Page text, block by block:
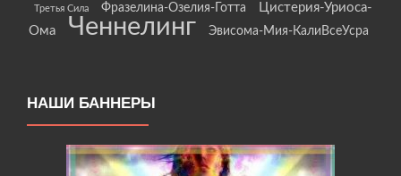
Третья Сила Фразелина-Озелия-Готта
Цистерия-Уриоса-
Ома
Ченнелинг Эвисома-Мия-КалиВсеУсра
НАШИ БАННЕРЫ